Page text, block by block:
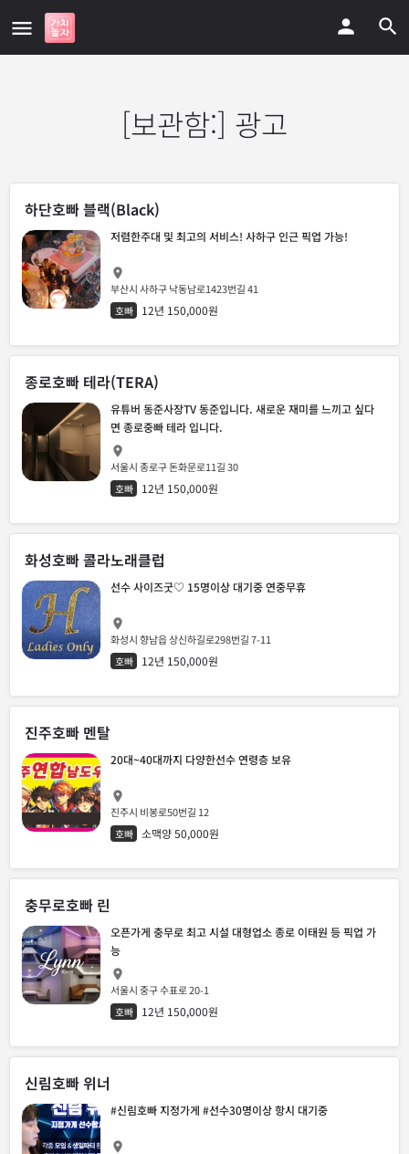
[보관함:] 광고
하단호빠 블랙(Black)
저렴한주대 및 최고의 서비스! 사하구 인근 픽업 가능!
부산시 사하구 낙동남로1423번길 41
호빠
12년 150,000원
종로호빠 테라(TERA)
유튜버 동준사장TV 동준입니다. 새로운 재미를 느끼고 싶다
면 종로중빠 테라 입니다.
서울시 종로구 돈화문로11길 30
호빠
12년 150,000원
화성호빠 콜라노래클럽
선수 사이즈굿♡ 15명이상 대기중 연중무휴
화성시 향남읍 상신하길로298번길 7-11
호빠
12년 150,000원
진주호빠 멘탈
20대~40대까지 다양한선수 연령층 보유
진주시 비봉로50번길 12
호빠 소맥양 50,000원
충무로호빠 린
오픈가게 충무로 최고 시설 대형업소 종로 이태원 등 픽업 가
능
서울시 중구 수표로 20-1
호빠
12년 150,000원
신림호빠 위너
#신림호빠 지정가게 #선수30명이상 항시 대기중